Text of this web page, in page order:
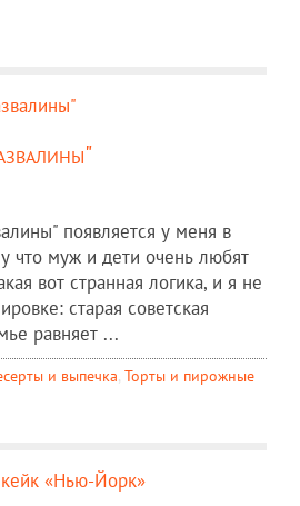
появляется у меня в
что муж и дети очень любят
вот странная логика, и я не
старая советская
равняет ...
и выпечка, Торты и пирожные